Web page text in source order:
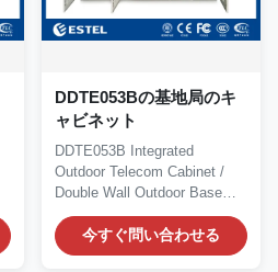
DDTE053Bの基地局のキ
ャビネット
DDTE053B Integrated
Outdoor Telecom Cabinet /
Double Wall Outdoor Base
Station Cabinet Quick...
今すぐ問い合わせる